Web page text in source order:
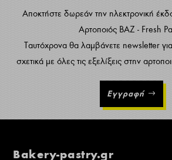
Αποκτήστε δωρεάν την ηλεκτρονική
Αρτοποιός ΒΑΖ - Fresh
Ταυτόχρονα θα λαμβάνετε newsletter
σχετικά με όλες τις εξελίξεις στην
Εγγραφή
Bakery-pastry.gr